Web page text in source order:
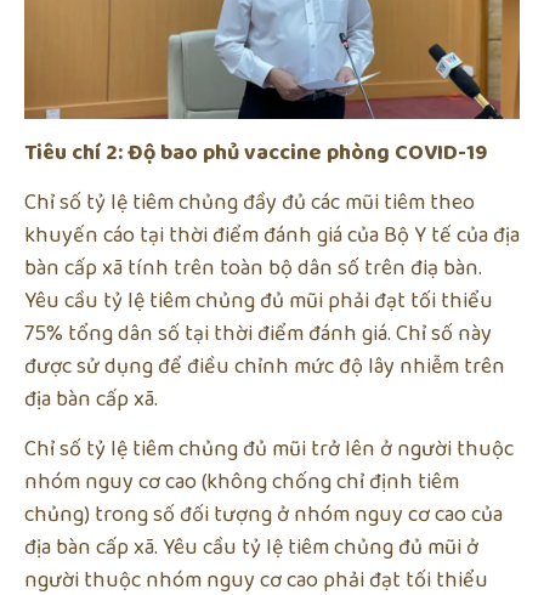
Tiêu chí 2: Độ bao phủ vaccine phòng COVID-19
Chỉ số tỷ lệ tiêm chủng đầy đủ các mũi tiêm theo
khuyến cáo tại thời điểm đánh giá của Bộ Y tế của địa
bàn cấp xã tính trên toàn bộ dân số trên điạ bàn.
Yêu cầu tỷ lệ tiêm chủng đủ mũi phải đạt tối thiểu
75% tổng dân số tại thời điểm đánh giá. Chỉ số này
được sử dụng để điều chỉnh mức độ lây nhiễm trên
địa bàn cấp xã.
Chỉ số tỷ lệ tiêm chủng đủ mũi trở lên ở người thuộc
nhóm nguy cơ cao (không chống chỉ định tiêm
chủng) trong số đối tượng ở nhóm nguy cơ cao của
địa bàn cấp xã. Yêu cầu tỷ lệ tiêm chủng đủ mũi ở
người thuộc nhóm nguy cơ cao phải đạt tối thiểu